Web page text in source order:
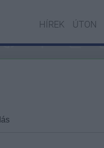
HÍREK ÚTON